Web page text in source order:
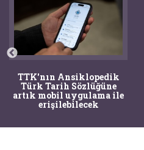
TTK'nın Ansiklopedik
Türk Tarih Sözlüğüne
artık mobil uygulama ile
erişilebilecek